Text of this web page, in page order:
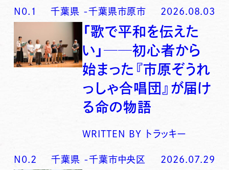
N0. 1 千葉県 -千葉県市原市 2026.08.03
「歌で平和を伝えた
い」──初心者から
始まった『市原ぞうれ
っしゃ合唱団』が届け
る命の物語
WRITTEN BY トラッキー
N0. 2 千葉県 -千葉市中央区 2026.07.29